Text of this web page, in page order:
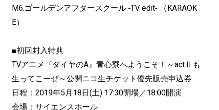
M6.ゴールデンアフタースクール ‐TV edit‐ （KARAOK
E）
■初回封入特典
TVアニメ『ダイヤのA』青心寮へようこそ！～actⅡも
生ってこーぜ～公開ニコ生チケット優先販売申込券
日程：2019年5月18日(土) 17:30開場／18:00開演
会場：サイエンスホール